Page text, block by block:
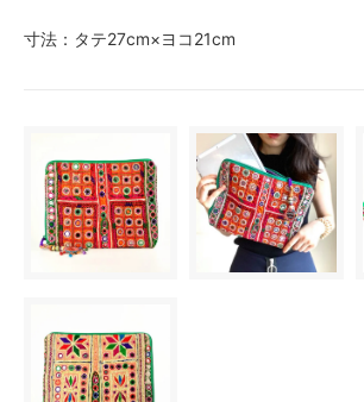
寸法：タテ27cm×ヨコ21cm